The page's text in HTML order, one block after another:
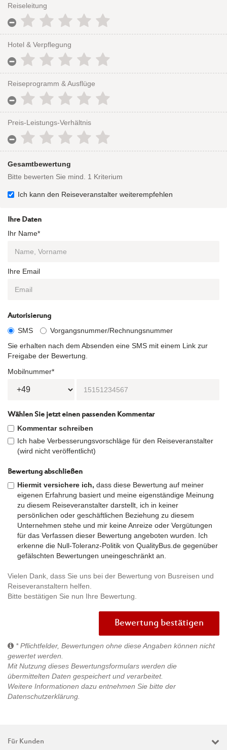
Reiseleitung
Hotel & Verpflegung
Reiseprogramm & Ausflüge
Preis-Leistungs-Verhältnis
Gesamtbewertung
Bitte bewerten Sie mind. 1 Kriterium
Ich kann den Reiseveranstalter weiterempfehlen
Ihre Daten
Ihr Name*
Ihre Email
Autorisierung
SMS
Vorgangsnummer/Rechnungsnummer
Sie erhalten nach dem Absenden eine SMS mit einem Link zur
Freigabe der Bewertung.
Mobilnummer*
Wählen Sie jetzt einen passenden Kommentar
Kommentar schreiben
Ich habe Verbesserungsvorschläge für den Reiseveranstalter
(wird nicht veröffentlicht)
Bewertung abschließen
Hiermit versichere ich, dass diese Bewertung auf meiner
eigenen Erfahrung basiert und meine eigenständige Meinung
zu diesem Reiseveranstalter darstellt, ich in keiner
persönlichen oder geschäftlichen Beziehung zu diesem
Unternehmen stehe und mir keine Anreize oder Vergütungen
für das Verfassen dieser Bewertung angeboten wurden. Ich
erkenne die Null-Toleranz-Politik von QualityBus.de gegenüber
gefälschten Bewertungen uneingeschränkt an.
Vielen Dank, dass Sie uns bei der Bewertung von Busreisen und
Reiseveranstaltern helfen.
Bitte bestätigen Sie nun Ihre Bewertung.
Bewertung bestätigen
* Pflichtfelder, Bewertungen ohne diese Angaben können nicht
gewertet werden.
Mit Nutzung dieses Bewertungsformulars werden die
übermittelten Daten gespeichert und verarbeitet.
Weitere Informationen dazu entnehmen Sie bitte der
Datenschutzerklärung
Für Kunden